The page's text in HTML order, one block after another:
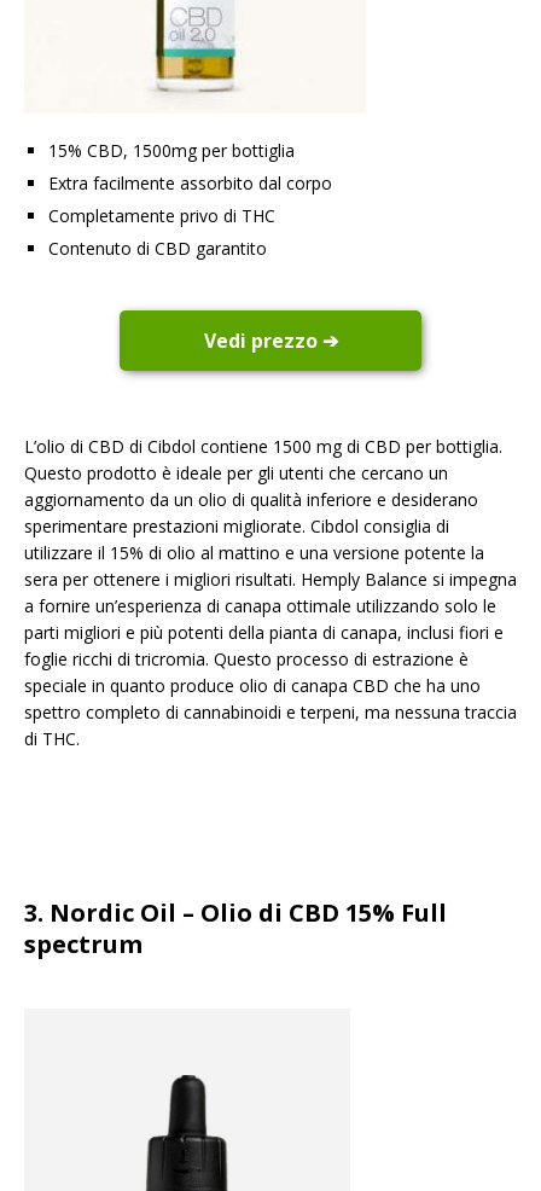
15% CBD, 1500mg per bottiglia
Extra facilmente assorbito dal corpo
Completamente privo di THC
Contenuto di CBD garantito
Vedi prezzo ➔
L’olio di CBD di Cibdol contiene 1500 mg di CBD per bottiglia.
Questo prodotto è ideale per gli utenti che cercano un
aggiornamento da un olio di qualità inferiore e desiderano
sperimentare prestazioni migliorate. Cibdol consiglia di
utilizzare il 15% di olio al mattino e una versione potente la
sera per ottenere i migliori risultati. Hemply Balance si impegna
a fornire un’esperienza di canapa ottimale utilizzando solo le
parti migliori e più potenti della pianta di canapa, inclusi fiori e
foglie ricchi di tricromia. Questo processo di estrazione è
speciale in quanto produce olio di canapa CBD che ha uno
spettro completo di cannabinoidi e terpeni, ma nessuna traccia
di THC.
3. Nordic Oil – Olio di CBD 15% Full
spectrum